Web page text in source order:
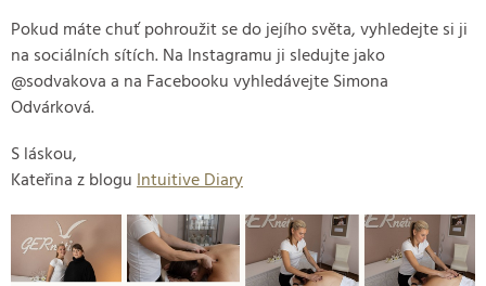
Pokud máte chuť pohroužit se do jejího světa, vyhledejte si ji
na sociálních sítích. Na Instagramu ji sledujte jako
@sodvakova a na Facebooku vyhledávejte Simona
Odvárková.
S láskou,
Kateřina z bloguIntuitive Diary